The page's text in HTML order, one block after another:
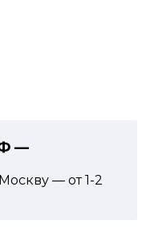
—
— от1-2